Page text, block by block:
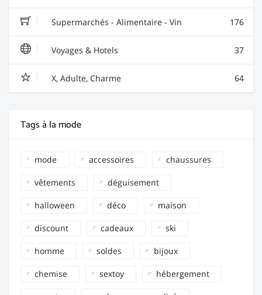
Supermarchés - Alimentaire - Vin 176
Voyages & Hotels 37
X, Adulte, Charme 64
Tags à la mode
mode accessoires chaussures
vêtements déguisement
halloween déco maison
discount cadeaux ski
homme soldes bijoux
chemise sextoy hébergement